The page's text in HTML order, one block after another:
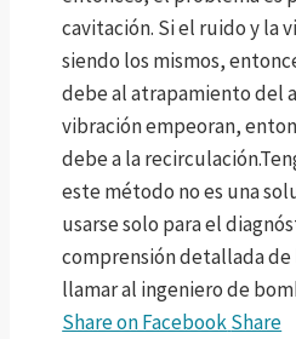
cavitación. Si el ruido y la
siendo los mismos,
debe al atrapamiento del
vibración empeoran,
debe a la
este método no es una
usarse solo para el
comprensión detallada
llamar al ingeniero de
Share on FacebookShare